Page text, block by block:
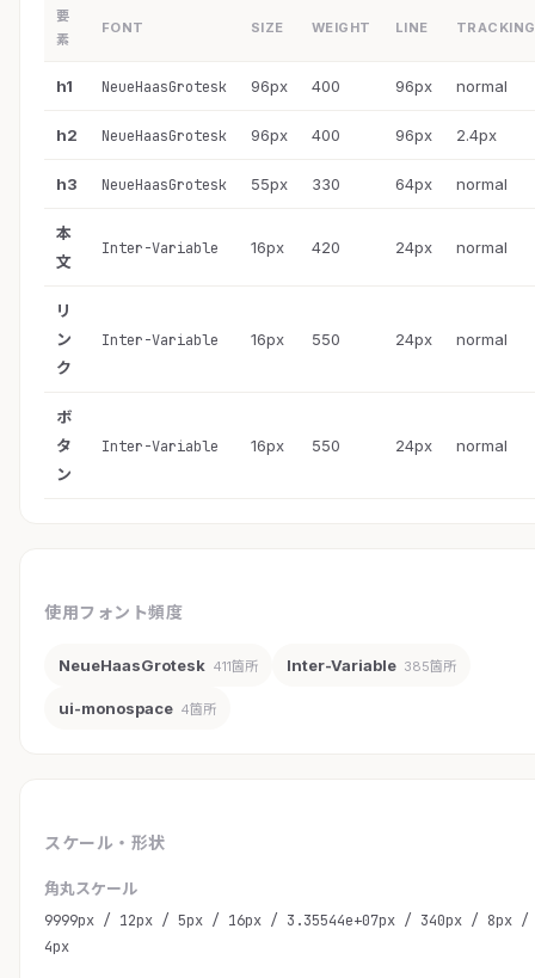
要
素
FONT SIZE WEIGHT LINE TRACKING
h1 NeueHaasGrotesk 96px 400 96px normal
h2 NeueHaasGrotesk 96px 400 96px 2.4px
h3 NeueHaasGrotesk 55px 330 64px normal
本
文
Inter-Variable 16px 420 24px normal
リ
ン
ク
Inter-Variable 16px 550 24px normal
ボ
タ
ン
Inter-Variable 16px 550 24px normal
使用フォント頻度
NeueHaasGrotesk 411箇所 Inter-Variable 385箇所
ui-monospace 4箇所
スケール・形状
角丸スケール
9999px / 12px / 5px / 16px / 3.35544e+07px / 340px / 8px /
4px